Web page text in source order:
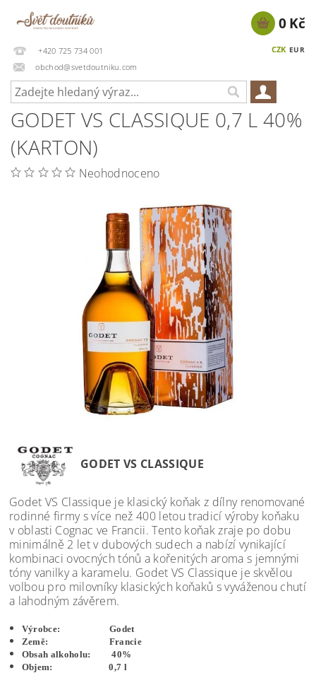
+420 725 734 001
obchod@svetdoutniku.com
CZK EUR
0 Kč
GODET VS CLASSIQUE 0,7 L 40%
(KARTON)
Neohodnoceno
GODET VS CLASSIQUE
Godet VS Classique je klasický koňak z dílny renomované
rodinné firmy s více než 400 letou tradicí výroby koňaku
v oblasti Cognac ve Francii. Tento koňak zraje po dobu
minimálně 2 let v dubových sudech a nabízí vynikající
kombinaci ovocných tónů a kořenitých aroma s jemnými
tóny vanilky a karamelu. Godet VS Classique je skvělou
volbou pro milovníky klasických koňaků s vyváženou chutí
a lahodným závěrem.
Výrobce: Godet
Země: Francie
Obsah alkoholu: 40%
Objem: 0,7 l